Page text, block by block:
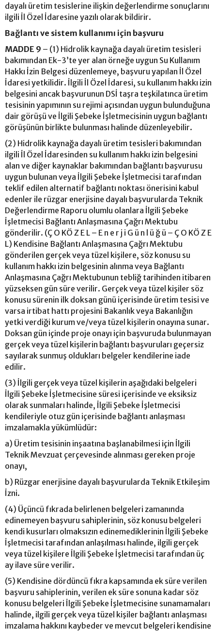
dayalı üretim tesislerine ilişkin değerlendirme sonuçlarını
ilgili İl Özel İdaresine yazılı olarak bildirir.
Bağlantı ve sistem kullanımı için başvuru
MADDE 9 – (1) Hidrolik kaynağa dayalı üretim tesisleri
bakımından Ek-3’te yer alan örneğe uygun Su Kullanım
Hakkı İzin Belgesi düzenlemeye, başvuru yapılan İl Özel
İdaresi yetkilidir. İlgili İl Özel İdaresi, su kullanım hakkı izin
belgesini ancak başvurunun DSİ taşra teşkilatınca üretim
tesisinin yapımının su rejimi açısından uygun bulunduğuna
dair görüşü ve İlgili Şebeke İşletmecisinin uygun bağlantı
görüşünün birlikte bulunması halinde düzenleyebilir.
(2) Hidrolik kaynağa dayalı üretim tesisleri bakımından
ilgili İl Özel İdaresinden su kullanım hakkı izin belgesini
alan ve diğer kaynaklar bakımından bağlantı başvurusu
uygun bulunan veya İlgili Şebeke İşletmecisi tarafından
teklif edilen alternatif bağlantı noktası önerisini kabul
edenler ile rüzgar enerjisine dayalı başvurularda Teknik
Değerlendirme Raporu olumlu olanlara İlgili Şebeke
İşletmecisi Bağlantı Anlaşmasına Çağrı Mektubu
gönderilir. (Ç O KÖ Z E L – E n e r j i G ü n l ü ğ ü – Ç O KÖ Z E
L) Kendisine Bağlantı Anlaşmasına Çağrı Mektubu
gönderilen gerçek veya tüzel kişilere, söz konusu su
kullanım hakkı izin belgesinin alınma veya Bağlantı
Anlaşmasına Çağrı Mektubunun tebliğ tarihinden itibaren
yüzseksen gün süre verilir. Gerçek veya tüzel kişiler söz
konusu sürenin ilk doksan günü içerisinde üretim tesisi ve
varsa irtibat hattı projesini Bakanlık veya Bakanlığın
yetki verdiği kurum ve/veya tüzel kişilerin onayına sunar.
Doksan gün içinde proje onayı için başvuruda bulunmayan
gerçek veya tüzel kişilerin bağlantı başvuruları geçersiz
sayılarak sunmuş oldukları belgeler kendilerine iade
edilir.
(3) İlgili gerçek veya tüzel kişilerin aşağıdaki belgeleri
İlgili Şebeke İşletmecisine süresi içerisinde ve eksiksiz
olarak sunmaları halinde, İlgili Şebeke İşletmecisi
kendileriyle otuz gün içerisinde bağlantı anlaşması
imzalamakla yükümlüdür:
a) Üretim tesisinin inşaatına başlanabilmesi için İlgili
Teknik Mevzuat çerçevesinde alınması gereken proje
onayı,
b) Rüzgar enerjisine dayalı başvurularda Teknik Etkileşim
İzni.
(4) Üçüncü fıkrada belirlenen belgeleri zamanında
edinemeyen başvuru sahiplerinin, söz konusu belgeleri
kendi kusurları olmaksızın edinemediklerinin İlgili Şebeke
İşletmecisi tarafından anlaşılması halinde, ilgili gerçek
veya tüzel kişilere İlgili Şebeke İşletmecisi tarafından üç
ay ilave süre verilir.
(5) Kendisine dördüncü fıkra kapsamında ek süre verilen
başvuru sahiplerinin, verilen ek süre sonuna kadar söz
konusu belgeleri İlgili Şebeke İşletmecisine sunamamaları
halinde, ilgili gerçek veya tüzel kişiler bağlantı anlaşması
imzalama hakkını kaybeder ve mevcut belgeleri kendisine